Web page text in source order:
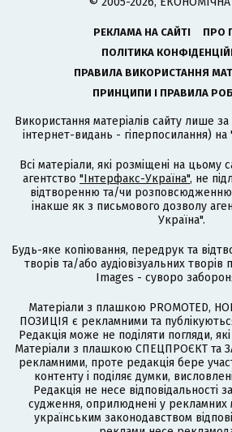
РЕКЛАМА НА САЙТІ
ПРО
ПОЛІТИКА
ПРАВИЛА ВИКОРИСТАННЯ
ПРИНЦИПИ І ПРАВИЛА
Використання матеріалів сайту лише
інтернет-видань - гіперпосилання) на
Всі матеріали, які розміщені на цьому
агентство "Інтерфакс-Україна", не
відтворенню та/чи розповсюдженню
інакше як з письмового дозволу
Україна".
Будь-яке копіювання, передрук та
творів та/або аудіовізуальних
Images - суворо
Матеріали з плашкою PROMOTED,
ПОЗИЦІЯ є рекламними та
Редакція може не поділяти погляди,
Матеріали з плашкою СПЕЦПРОЄКТ та
рекламними, проте редакція бере
контенту і поділяє думки,
Редакція не несе відповідальності
судження, оприлюднені у рекламних
українським законодавством